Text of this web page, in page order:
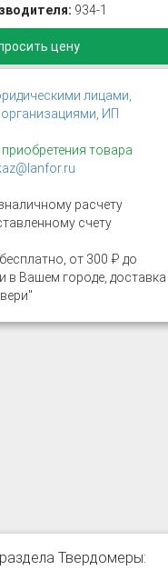
934-1
цену
лицами,
ИП
товара
расчету
счету
от 300 ₽ до
в Вашем городе, доставка
Твердомеры: